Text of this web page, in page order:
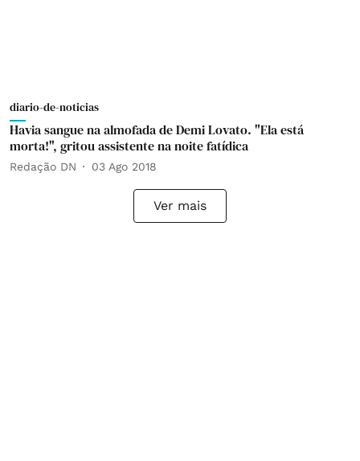
diario-de-noticias
Havia sangue na almofada de Demi Lovato. "Ela está
morta!", gritou assistente na noite fatídica
Redação DN 03 Ago 2018
Ver mais